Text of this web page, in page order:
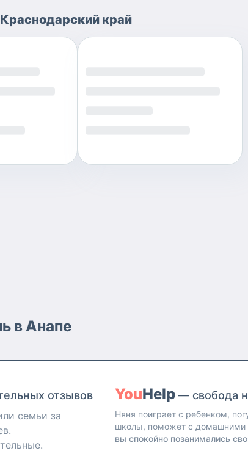
Краснодарский край
в Анапе
отзывов
семьи за
YouHelp — свобода
Няня поиграет с ребенком,
школы, поможет с домашними
вы спокойно позанимались